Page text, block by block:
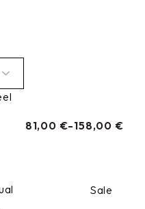
81,00 €-158,00 €
RANGO
Sale